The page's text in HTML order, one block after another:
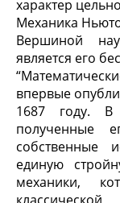
характер
Механика
Вершиной
является его
впервые
1687 году.
полученные
собственные
единую
механики,